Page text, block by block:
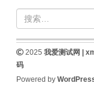
2025 我爱测试网 |
码
Powered by